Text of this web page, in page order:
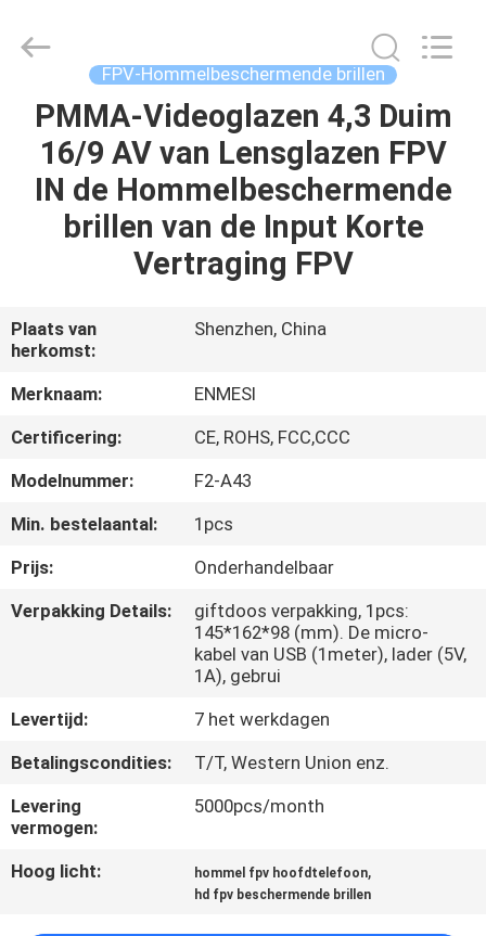
HUIS
PRODUCTEN
ONGEVEER
FABRIEKSREIS
KWALITEITSCONTROLE
NIEUWS
GEVALLEN
CITAAT
SHOPPING
ONLINE
SITEMAP
Intelligence
Technology
Reserved.
FPV-Hommelbeschermende brillen
PMMA-Videoglazen 4,3 Duim
16/9 AV van Lensglazen FPV
IN de Hommelbeschermende
brillen van de Input Korte
Vertraging FPV
Plaats van
herkomst:
Shenzhen, China
Merknaam:
ENMESI
Certificering:
CE, ROHS, FCC,CCC
Modelnummer:
F2-A43
Min. bestelaantal:
1pcs
Prijs:
Onderhandelbaar
Verpakking Details:
giftdoos verpakking, 1pcs:
145*162*98 (mm). De micro-
kabel van USB (1meter), lader (5V,
1A), gebrui
Levertijd:
7 het werkdagen
Betalingscondities:
T/T, Western Union enz.
Levering
vermogen:
5000pcs/month
Hoog licht: hommel fpv hoofdtelefoon,
hd fpv beschermende brillen